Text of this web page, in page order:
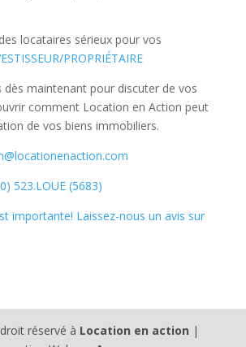
locataires sérieux pour vos
PROPRIÉTAIRE
dès maintenant pour discuter de vos
comment Location en Action peut
de vos biens immobiliers.
523.LOUE (5683)
importante! Laissez-nous un avis sur
réservé à Location en action |